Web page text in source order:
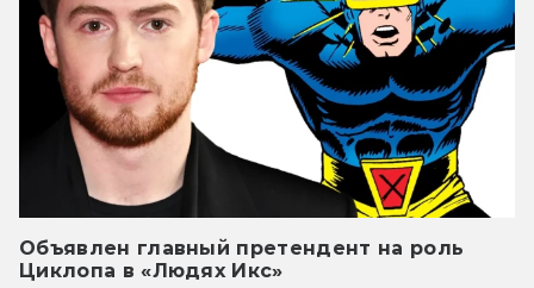
Объявлен главный претендент на роль
Циклопа в «Людях Икс»